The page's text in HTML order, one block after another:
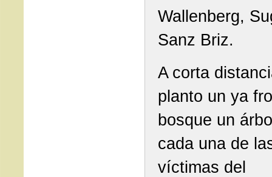
Wallenberg,
Sanz Briz.
A corta
planto un ya
bosque un
cada una de
víctimas del